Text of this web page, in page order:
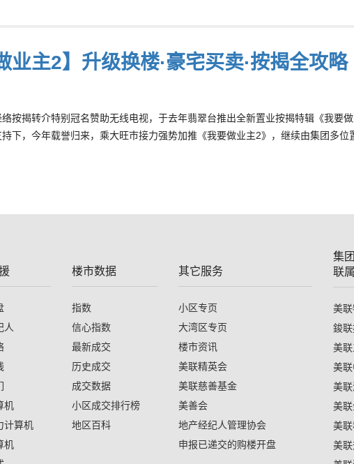
业主2】升级换楼·豪宅买卖·按揭全攻略
按揭转介特别冠名赞助无线电视，于去年翡翠台推出全新置业按揭特辑《我要
下，今年载誉归来，乘大旺巿接力强势加推《我要做业主2》，继续由集团多位
人
机
计算机
机
楼市数据
指数
信心指数
最新成交
历史成交
成交数据
小区成交排行榜
地区百科
其它服务
小区专页
大湾区专页
楼市资讯
美联精英会
美联慈善基金
美善会
地产经纪人管理协会
申报已递交的购楼开盘
集
联
美
鋑
美
美
美
美
美
美